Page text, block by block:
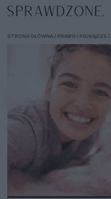
STRONA GŁÓWNA PRAWO I PIENIĄDZE